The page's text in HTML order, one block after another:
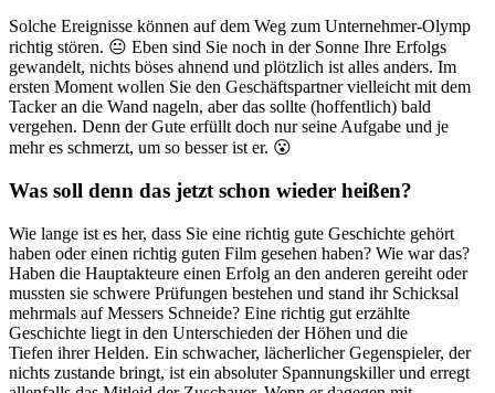
Solche Ereignisse können auf dem Weg zum Unternehmer-Olymp
richtig stören. 😐 Eben sind Sie noch in der Sonne Ihre Erfolgs
gewandelt, nichts böses ahnend und plötzlich ist alles anders. Im
ersten Moment wollen Sie den Geschäftspartner vielleicht mit dem
Tacker an die Wand nageln, aber das sollte (hoffentlich) bald
vergehen. Denn der Gute erfüllt doch nur seine Aufgabe und je
mehr es schmerzt, um so besser ist er. 😮
Was soll denn das jetzt schon wieder heißen?
Wie lange ist es her, dass Sie eine richtig gute Geschichte gehört
haben oder einen richtig guten Film gesehen haben? Wie war das?
Haben die Hauptakteure einen Erfolg an den anderen gereiht oder
mussten sie schwere Prüfungen bestehen und stand ihr Schicksal
mehrmals auf Messers Schneide? Eine richtig gut erzählte
Geschichte liegt in den Unterschieden der Höhen und die
Tiefen ihrer Helden. Ein schwacher, lächerlicher Gegenspieler, der
nichts zustande bringt, ist ein absoluter Spannungskiller und erregt